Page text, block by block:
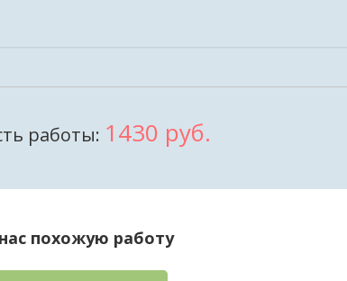
работы: 1430 руб.
похожую работу